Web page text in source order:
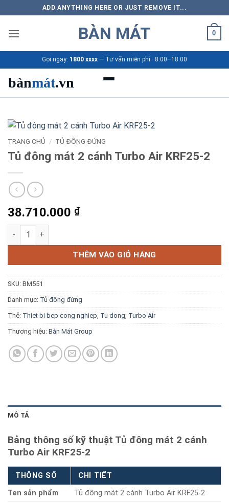
qua
nội
ADD ANYTHING HERE OR JUST REMOVE IT...
BÀN MÁT 0
Gọi ngay: 1800 xxxx — Tư vấn miễn phí · 8:00–18:00
bànmát.vn
Sản phẩm
Thương hiệu
Bảng giá 2026
Ứng dụng
Blog kiến thức
Liên hệ
Báo giá miễn phí →
TRANG CHỦ / TỦ ĐÔNG ĐỨNG
Tủ đông mát 2 cánh Turbo Air KRF25-2
38.710.000 ₫
Tủ đông mát 2 cánh Turbo Air KRF25-2 số lượng
THÊM VÀO GIỎ HÀNG
SKU: BM551
Danh mục: Tủ đông đứng
Thẻ: Thiet bi bep cong nghiep Tu dong Turbo Air
Thương hiệu: Bàn Mát Group
MÔ TẢ
Bảng thông số kỹ thuật Tủ đông mát 2 cánh
Turbo Air KRF25-2
THÔNG SỐ
CHI TIẾT
Ten sản phẩm
Tủ đông mát 2 cánh Turbo Air KRF25-2